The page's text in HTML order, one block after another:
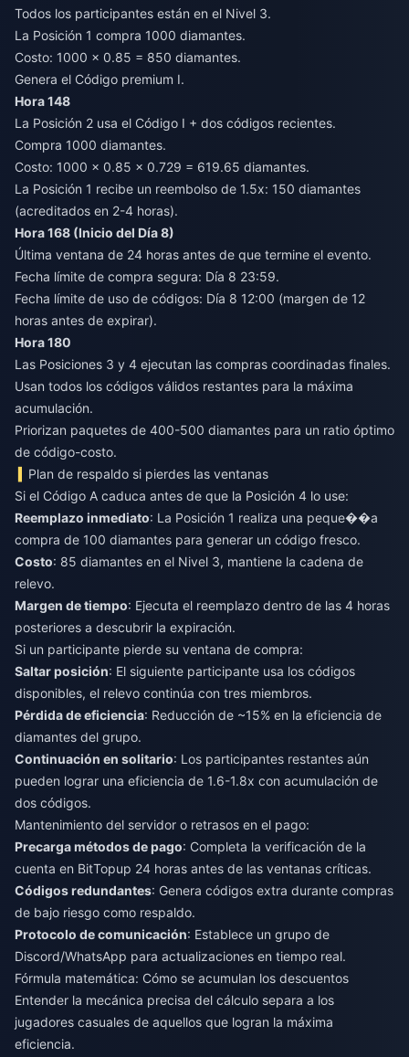
Todos los participantes están en el Nivel 3.
La Posición 1 compra 1000 diamantes.
Costo: 1000 × 0.85 = 850 diamantes.
Genera el Código premium I.
Hora 148
La Posición 2 usa el Código I + dos códigos recientes.
Compra 1000 diamantes.
Costo: 1000 × 0.85 × 0.729 = 619.65 diamantes.
La Posición 1 recibe un reembolso de 1.5x: 150 diamantes
(acreditados en 2-4 horas).
Hora 168 (Inicio del Día 8)
Última ventana de 24 horas antes de que termine el evento.
Fecha límite de compra segura: Día 8 23:59.
Fecha límite de uso de códigos: Día 8 12:00 (margen de 12
horas antes de expirar).
Hora 180
Las Posiciones 3 y 4 ejecutan las compras coordinadas finales.
Usan todos los códigos válidos restantes para la máxima
acumulación.
Priorizan paquetes de 400-500 diamantes para un ratio óptimo
de código-costo.
Plan de respaldo si pierdes las ventanas
Si el Código A caduca antes de que la Posición 4 lo use:
Reemplazo inmediato: La Posición 1 realiza una peque��a
compra de 100 diamantes para generar un código fresco.
Costo: 85 diamantes en el Nivel 3, mantiene la cadena de
relevo.
Margen de tiempo: Ejecuta el reemplazo dentro de las 4 horas
posteriores a descubrir la expiración.
Si un participante pierde su ventana de compra:
Saltar posición: El siguiente participante usa los códigos
disponibles, el relevo continúa con tres miembros.
Pérdida de eficiencia: Reducción de ~15% en la eficiencia de
diamantes del grupo.
Continuación en solitario: Los participantes restantes aún
pueden lograr una eficiencia de 1.6-1.8x con acumulación de
dos códigos.
Mantenimiento del servidor o retrasos en el pago:
Precarga métodos de pago: Completa la verificación de la
cuenta en BitTopup 24 horas antes de las ventanas críticas.
Códigos redundantes: Genera códigos extra durante compras
de bajo riesgo como respaldo.
Protocolo de comunicación: Establece un grupo de
Discord/WhatsApp para actualizaciones en tiempo real.
Fórmula matemática: Cómo se acumulan los descuentos
Entender la mecánica precisa del cálculo separa a los
jugadores casuales de aquellos que logran la máxima
eficiencia.